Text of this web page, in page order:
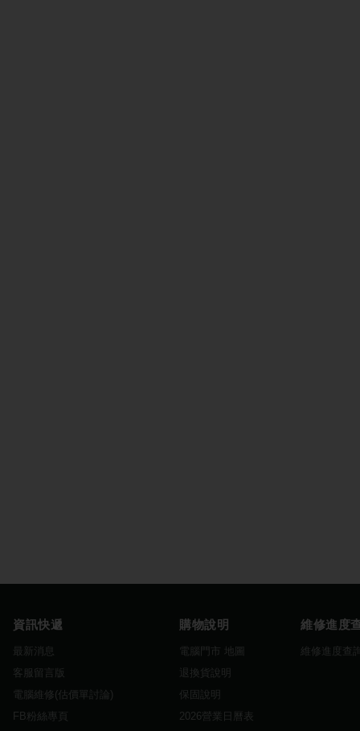
資訊快遞
最新消息
客服留言版
電腦維修(估價單討論)
FB粉絲專頁
購物說明
電腦門市 地圖
退換貨說明
保固說明
2026營業日曆表
維修進度
維修進度查